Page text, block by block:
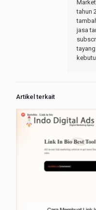
tahun
jasa
Artikel terkait